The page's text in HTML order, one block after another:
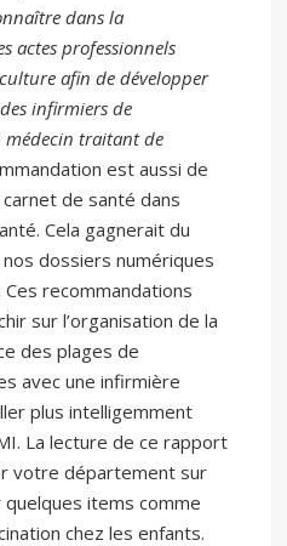
dans la
actes professionnels
afin de développer
infirmiers de
traitant de
est aussi de
de santé dans
Cela gagnerait du
dossiers numériques
recommandations
sur l’organisation de la
des plages de
avec une infirmière
plus intelligemment
La lecture de ce rapport
votre département sur
quelques items comme
chez les enfants.